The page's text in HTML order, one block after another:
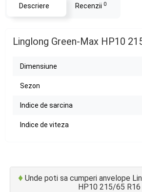
Descriere Recenzii 0
Linglong Green-Max HP10
Dimensiune
Sezon
Indice de sarcina
Indice de viteza
♦ Unde poti sa cumperi anvelope
HP10 215/65 R16